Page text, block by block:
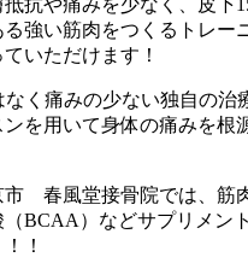
抗や痛みを少なく、皮下
る強い筋肉をつくるトレー
いただけます！
く痛みの少ない独自の治
を用いて身体の痛みを根
市 春風堂接骨院では、筋
（BCAA）などサプリメン
！